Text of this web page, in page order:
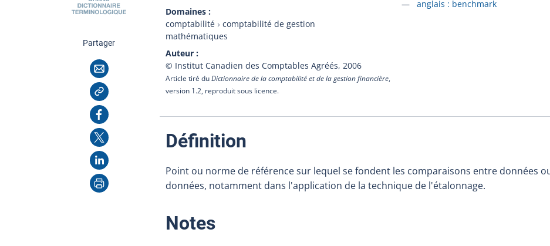
Domaines
comptabilité
comptabilité de gestion
mathématiques
Auteur
© Institut Canadien des Comptables Agréés, 2006
Article tiré duDictionnaire de la comptabilité et de la gestion financière,
version 1.2, reproduit sous licence.
Accéder à la fiche en
anglais : benchmark
Partagercette page
Courriel
Copier l'adresse
Facebook
X
LinkedIn
Imprimer
Définition
Point ou norme de référence sur lequel se fondent les comparaisons entre données
données, notamment dans l'application de la technique de l'étalonnage.
Notes: